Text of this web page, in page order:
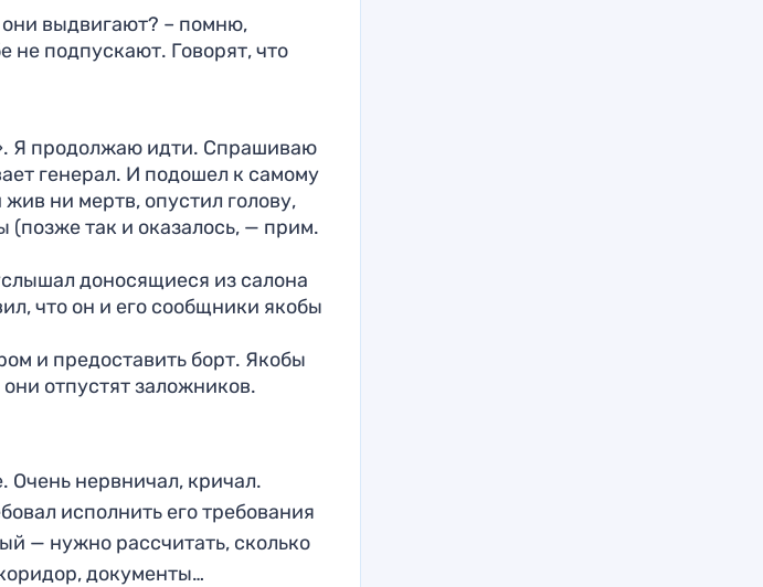
выдвигают? – помню,
не подпускают. Говорят, что
Я продолжаю идти. Спрашиваю
генерал. И подошел к самому
ни мертв, опустил голову,
(позже так и оказалось, — прим.
доносящиеся из салона
что он и его сообщники якобы
и предоставить борт. Якобы
отпустят заложников.
Очень нервничал, кричал.
исполнить его требования
— нужно рассчитать, сколько
документы…